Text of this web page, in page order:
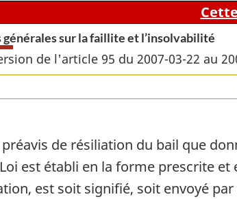
générales sur la faillite et l’insolvabilité
de l'article 95 du 2007-03-22 au
préavis de résiliation du bail que
est établi en la forme prescrite
est soit signifié, soit envoyé